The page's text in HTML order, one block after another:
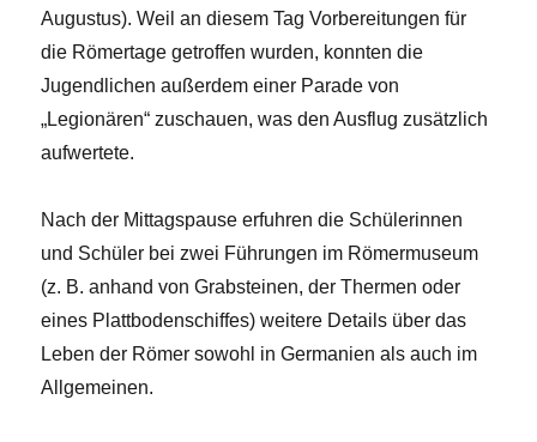
Augustus). Weil an diesem Tag Vorbereitungen für
die Römertage getroffen wurden, konnten die
Jugendlichen außerdem einer Parade von
„Legionären“ zuschauen, was den Ausflug zusätzlich
aufwertete.
Nach der Mittagspause erfuhren die Schülerinnen
und Schüler bei zwei Führungen im Römermuseum
(z. B. anhand von Grabsteinen, der Thermen oder
eines Plattbodenschiffes) weitere Details über das
Leben der Römer sowohl in Germanien als auch im
Allgemeinen.